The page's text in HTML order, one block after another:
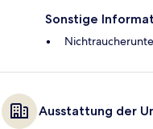
Sonstige
Ausstattung der